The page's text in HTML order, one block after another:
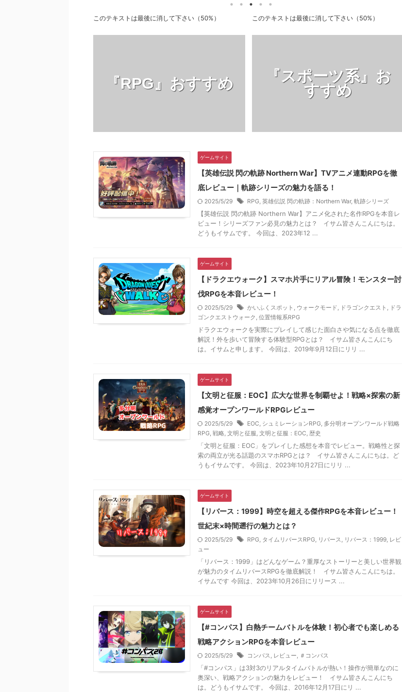
す。 今回は、2023年10月27日
略こそが勝敗の決め手◇ ◇自
分のペースで産業開拓を進めれ
皆さんこんにちは。イサムです
今回は、2023年10月26日にリ
に作り込まれた世界観と戦略的
なバトルが特徴の世紀末タイム
リバースRPG！ ◇スクリーン
ムです。 今回は、2016年12月
【1700万ダウンロード突破！
した「＃コンパス」】 戦略✖︎
連携がぶつかる白熱バトル！操
このテキストは最後に消して下さい（50%）
『RPG』おすすめ
このテキストは最後に消して下さい（50%）
『スポーツ系』お
すすめ
ゲームサイト
【英雄伝説 閃の軌跡 Northern War】TVアニメ連動RPGを徹
底レビュー｜軌跡シリーズの魅力を語る！
2025/5/29 RPG, 英雄伝説 閃の軌跡：Northern War, 軌跡シリーズ
【英雄伝説 閃の軌跡 Northern War】アニメ化された名作RPGを本音レ
ビュー！シリーズファン必見の魅力とは？ イサム皆さんこんにちは。
どうもイサムです。 今回は、2023年12 ...
ゲームサイト
【ドラクエウォーク】スマホ片手にリアル冒険！モンスター討
伐RPGを本音レビュー！
2025/5/29 かいふくスポット , ウォークモード, ドラゴンクエスト , ドラ
ゴンクエストウォーク , 位置情報系RPG
ドラクエウォークを実際にプレイして感じた面白さや気になる点を徹底
解説！外を歩いて冒険する体験型RPGとは？ イサム皆さんこんにち
は。イサムと申します。 今回は、2019年9月12日にリリ ...
ゲームサイト
【文明と征服：EOC】広大な世界を制覇せよ！戦略×探索の新
感覚オープンワールドRPGレビュー
2025/5/29 EOC, シュミレーションRPG, 多分明オープンワールド戦略
RPG, 戦略, 文明と征服, 文明と征服：EOC, 歴史
「文明と征服：EOC」をプレイした感想を本音でレビュー。戦略性と探
索の両立が光る話題のスマホRPGとは？ イサム皆さんこんにちは。ど
うもイサムです。 今回は、2023年10月27日にリリ ...
ゲームサイト
【リバース：1999】時空を超える傑作RPGを本音レビュー！
世紀末×時間遡行の魅力とは？
2025/5/29 RPG, タイムリバースRPG, リバース, リバース：1999, レビ
ュー
「リバース：1999」はどんなゲーム？重厚なストーリーと美しい世界観
が魅力のタイムリバースRPGを徹底解説！ イサム皆さんこんにちは。
イサムです 今回は、2023年10月26日にリリース ...
ゲームサイト
【#コンパス】白熱チームバトルを体験！初心者でも楽しめる
戦略アクションRPGを本音レビュー
2025/5/29 コンパス, レビュー, ＃コンパス
「#コンパス」は3対3のリアルタイムバトルが熱い！操作が簡単なのに
奥深い、戦略アクションの魅力をレビュー！ イサム皆さんこんにち
は。どうもイサムです。 今回は、2016年12月17日にリ ...